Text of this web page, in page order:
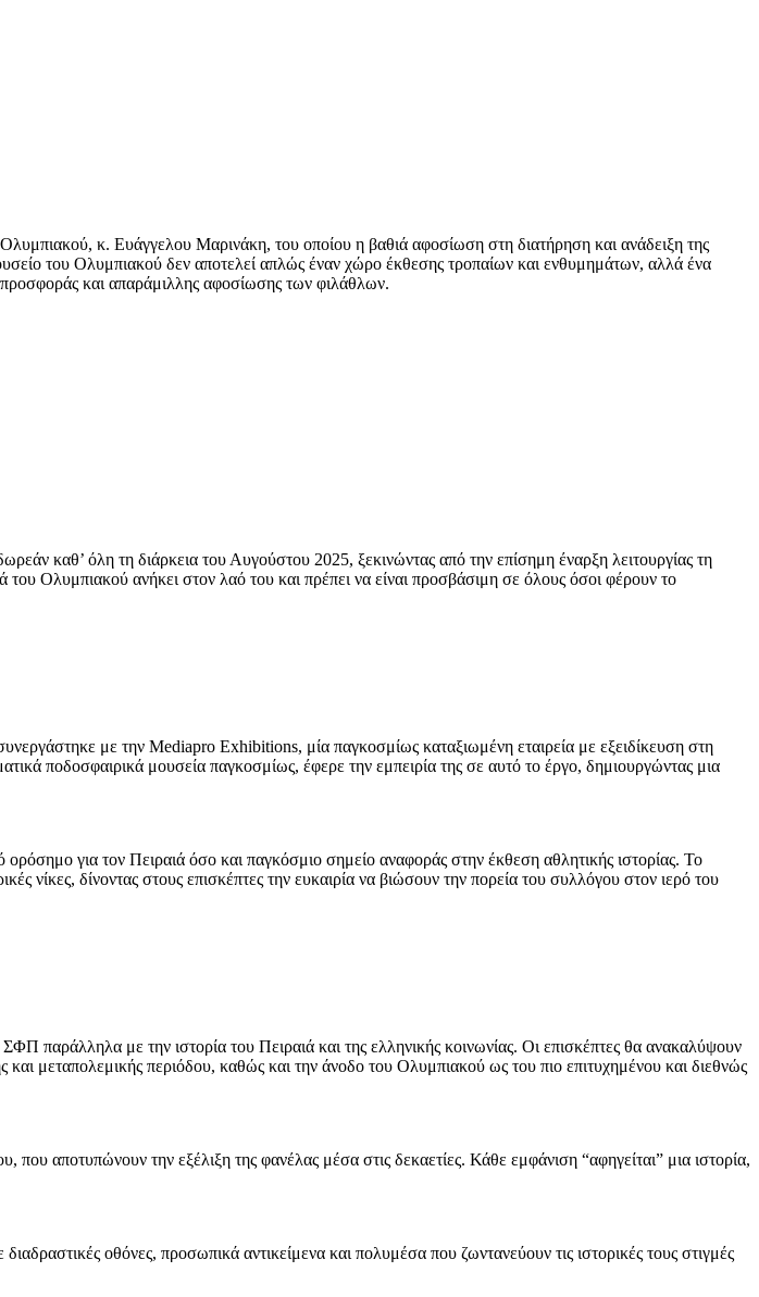
κ. Ευάγγελου Μαρινάκη, του οποίου η βαθιά αφοσίωση στη διατήρηση και ανάδειξη της
του Ολυμπιακού δεν αποτελεί απλώς έναν χώρο έκθεσης τροπαίων και ενθυμημάτων, αλλά ένα
προσφοράς και απαράμιλλης αφοσίωσης των φιλάθλων.
καθ’ όλη τη διάρκεια του Αυγούστου 2025, ξεκινώντας από την επίσημη έναρξη λειτουργίας τη
Ολυμπιακού ανήκει στον λαό του και πρέπει να είναι προσβάσιμη σε όλους όσοι φέρουν το
με την Mediapro Exhibitions, μία παγκοσμίως καταξιωμένη εταιρεία με εξειδίκευση στη
ποδοσφαιρικά μουσεία παγκοσμίως, έφερε την εμπειρία της σε αυτό το έργο, δημιουργώντας μια
για τον Πειραιά όσο και παγκόσμιο σημείο αναφοράς στην έκθεση αθλητικής ιστορίας. Το
νίκες, δίνοντας στους επισκέπτες την ευκαιρία να βιώσουν την πορεία του συλλόγου στον ιερό του
παράλληλα με την ιστορία του Πειραιά και της ελληνικής κοινωνίας. Οι επισκέπτες θα ανακαλύψουν
και μεταπολεμικής περιόδου, καθώς και την άνοδο του Ολυμπιακού ως του πιο επιτυχημένου και διεθνώς
αποτυπώνουν την εξέλιξη της φανέλας μέσα στις δεκαετίες. Κάθε εμφάνιση “αφηγείται” μια ιστορία,
οθόνες, προσωπικά αντικείμενα και πολυμέσα που ζωντανεύουν τις ιστορικές τους στιγμές